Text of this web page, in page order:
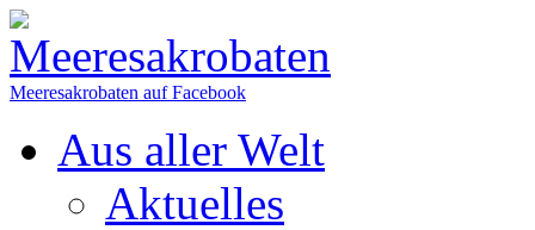
Meeresakrobaten auf Facebook
Aus aller Welt
Aktuelles